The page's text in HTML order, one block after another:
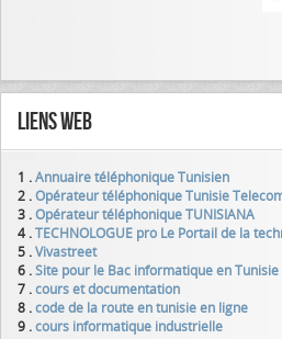
Liens Web
1 .Annuaire téléphonique Tunisien
2 .Opérateur téléphonique Tunisie
3 .Opérateur téléphonique TUNISIANA
4 .TECHNOLOGUE pro Le Portail de la
5 .Vivastreet
6 .Site pour le Bac informatique en Tunisie
7 .cours et documentation
8 .code de la route en tunisie en ligne
9 .cours informatique industrielle